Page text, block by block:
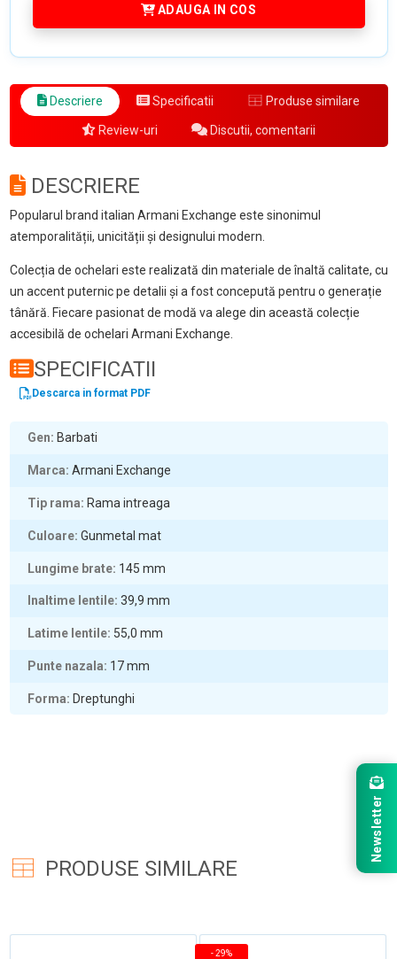
ADAUGA IN COS
Descriere Specificatii Produse similare
Review-uri Discutii, comentarii
DESCRIERE
Popularul brand italian Armani Exchange este sinonimul
atemporalității, unicității și designului modern.
Colecția de ochelari este realizată din materiale de înaltă calitate, cu
un accent puternic pe detalii și a fost concepută pentru o generație
tânără. Fiecare pasionat de modă va alege din această colecție
accesibilă de ochelari Armani Exchange.
SPECIFICATII
Descarca in format PDF
Gen Barbati
Marca Armani Exchange
Tip rama Rama intreaga
Culoare Gunmetal mat
Lungime brate 145 mm
Inaltime lentile 39,9 mm
Latime lentile 55,0 mm
Punte nazala 17mm
Forma Dreptunghi
PRODUSE SIMILARE
- 29%
Newsletter